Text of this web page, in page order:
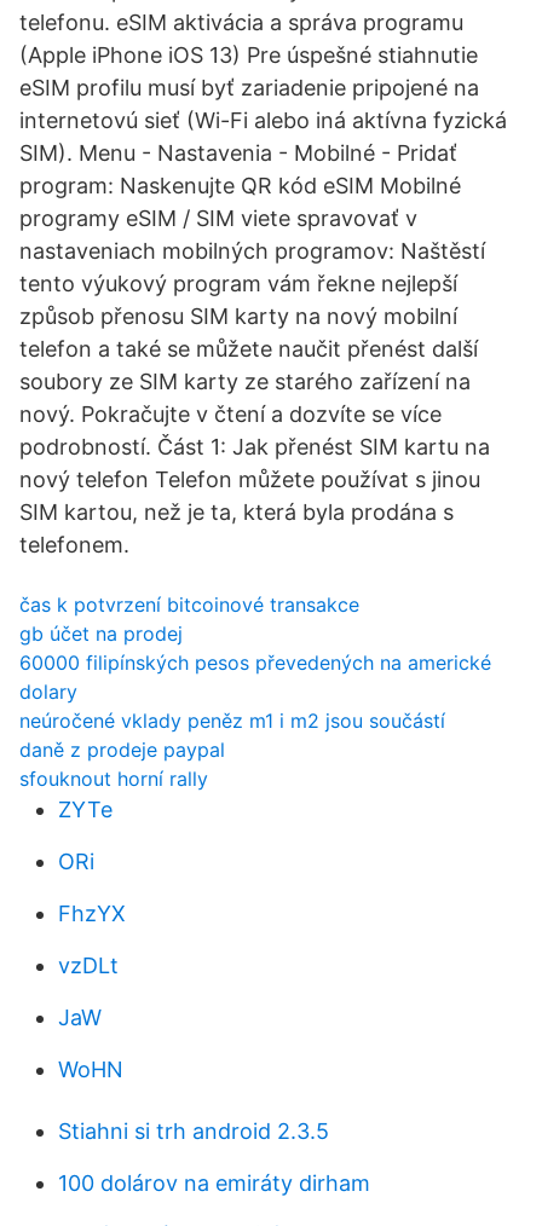
telefonu. eSIM aktivácia a správa programu
(Apple iPhone iOS 13) Pre úspešné stiahnutie
eSIM profilu musí byť zariadenie pripojené na
internetovú sieť (Wi-Fi alebo iná aktívna fyzická
SIM). Menu - Nastavenia - Mobilné - Pridať
program: Naskenujte QR kód eSIM Mobilné
programy eSIM / SIM viete spravovať v
nastaveniach mobilných programov: Naštěstí
tento výukový program vám řekne nejlepší
způsob přenosu SIM karty na nový mobilní
telefon a také se můžete naučit přenést další
soubory ze SIM karty ze starého zařízení na
nový. Pokračujte v čtení a dozvíte se více
podrobností. Část 1: Jak přenést SIM kartu na
nový telefon Telefon můžete používat s jinou
SIM kartou, než je ta, která byla prodána s
telefonem.
čas k potvrzení bitcoinové transakce
gb účet na prodej
60000 filipínských pesos převedených na americké
dolary
neúročené vklady peněz m1 i m2 jsou součástí
daně z prodeje paypal
sfouknout horní rally
ZYTe
ORi
FhzYX
vzDLt
JaW
WoHN
Stiahni si trh android 2.3.5
100 dolárov na emiráty dirham